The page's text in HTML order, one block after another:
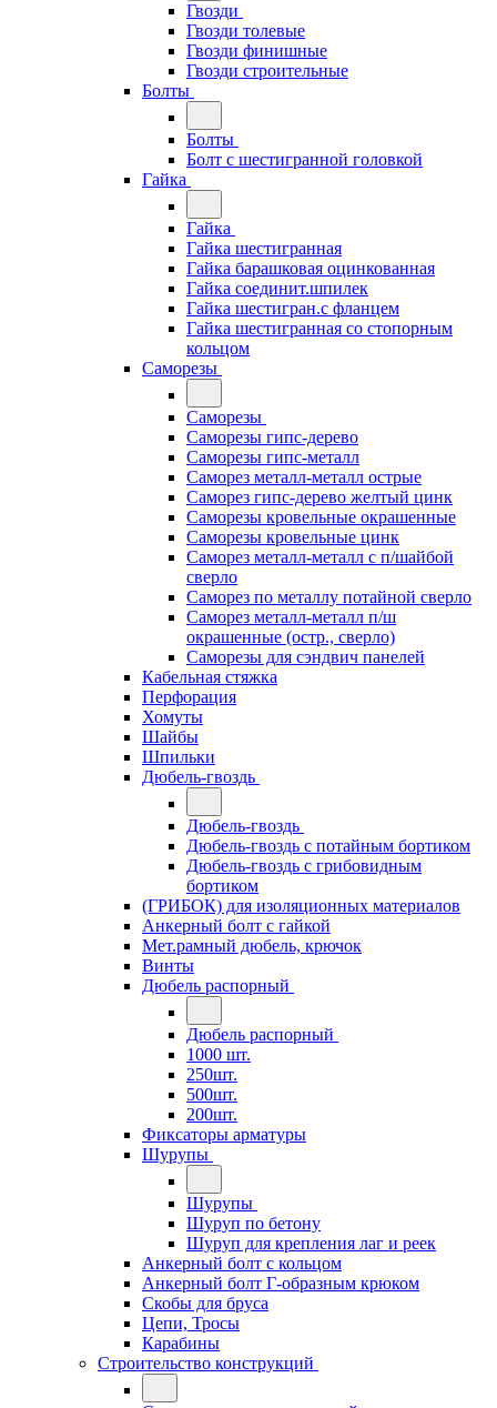
Гвозди
Гвозди толевые
Гвозди финишные
Гвозди строительные
Болты
Болты
Болт с шестигранной головкой
Гайка
Гайка
Гайка шестигранная
Гайка барашковая оцинкованная
Гайка соединит.шпилек
Гайка шестигран.с фланцем
Гайка шестигранная со стопорным
кольцом
Саморезы
Саморезы
Саморезы гипс-дерево
Саморезы гипс-металл
Саморез металл-металл острые
Саморез гипс-дерево желтый цинк
Саморезы кровельные окрашенные
Саморезы кровельные цинк
Саморез металл-металл с п/шайбой
сверло
Саморез по металлу потайной сверло
Саморез металл-металл п/ш
окрашенные (остр., сверло)
Саморезы для сэндвич панелей
Кабельная стяжка
Перфорация
Хомуты
Шайбы
Шпильки
Дюбель-гвоздь
Дюбель-гвоздь
Дюбель-гвоздь с потайным бортиком
Дюбель-гвоздь с грибовидным
бортиком
(ГРИБОК) для изоляционных материалов
Анкерный болт с гайкой
Мет.рамный дюбель, крючок
Винты
Дюбель распорный
Дюбель распорный
1000 шт.
250шт.
500шт.
200шт.
Фиксаторы арматуры
Шурупы
Шурупы
Шуруп по бетону
Шуруп для крепления лаг и реек
Анкерный болт с кольцом
Анкерный болт Г-образным крюком
Скобы для бруса
Цепи, Тросы
Карабины
Строительство конструкций